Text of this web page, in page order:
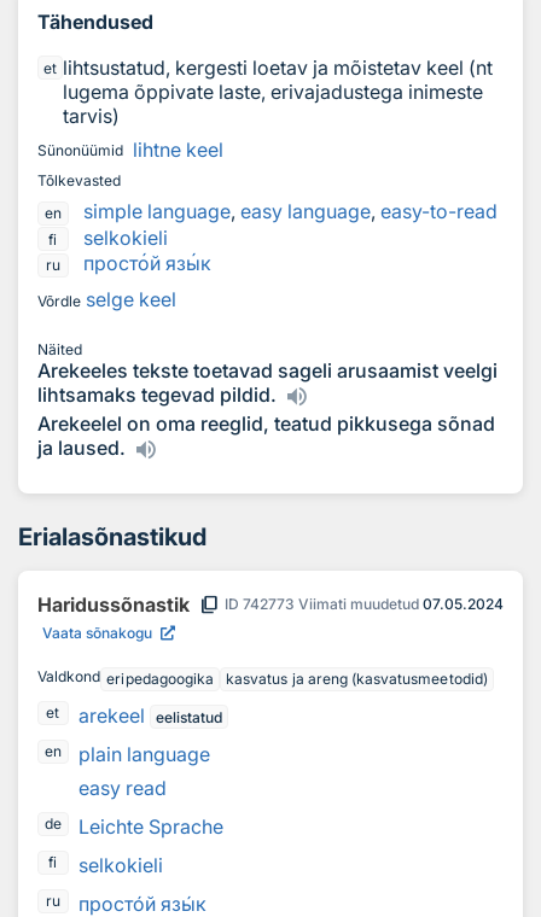
Tähendused
et lihtsustatud, kergesti loetav ja mõistetav keel (nt
lugema õppivate laste, erivajadustega inimeste
tarvis)
Sünonüümid lihtne keel
Tõlkevasted
en
simple language, easy language, easy-to-read
fi selkokieli
ru простой язык
Võrdle selge keel
Näited
Arekeeles tekste toetavad sageli arusaamist veelgi
lihtsamaks tegevad pildid.
Arekeelel on oma reeglid, teatud pikkusega sõnad
ja laused.
Erialasõnastikud
Haridussõnastik content_copy ID 742773 Viimati muudetud 07.05.2024
Vaata sõnakogu
Valdkond eripedagoogika
kasvatus ja areng (kasvatusmeetodid)
et
arekeel
eelistatud
en
plain language
easy read
de Leichte Sprache
fi selkokieli
ru простой язык